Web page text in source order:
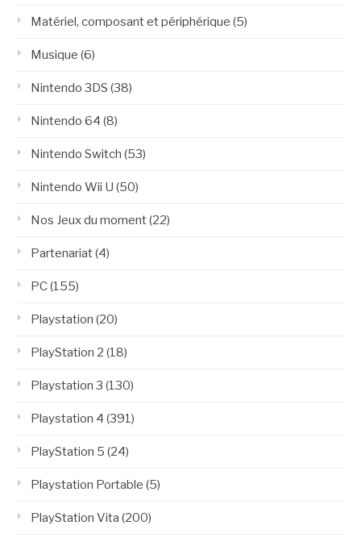
Matériel, composant et périphérique (5)
Musique (6)
Nintendo 3DS (38)
Nintendo 64 (8)
Nintendo Switch (53)
Nintendo Wii U (50)
Nos Jeux du moment(22)
Partenariat(4)
PC(155)
Playstation (20)
PlayStation 2 (18)
Playstation 3 (130)
Playstation 4 (391)
PlayStation 5 (24)
Playstation Portable (5)
PlayStation Vita (200)